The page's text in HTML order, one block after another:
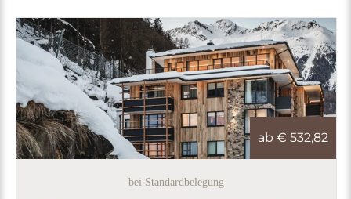
ab € 532,82
bei Standardbelegung